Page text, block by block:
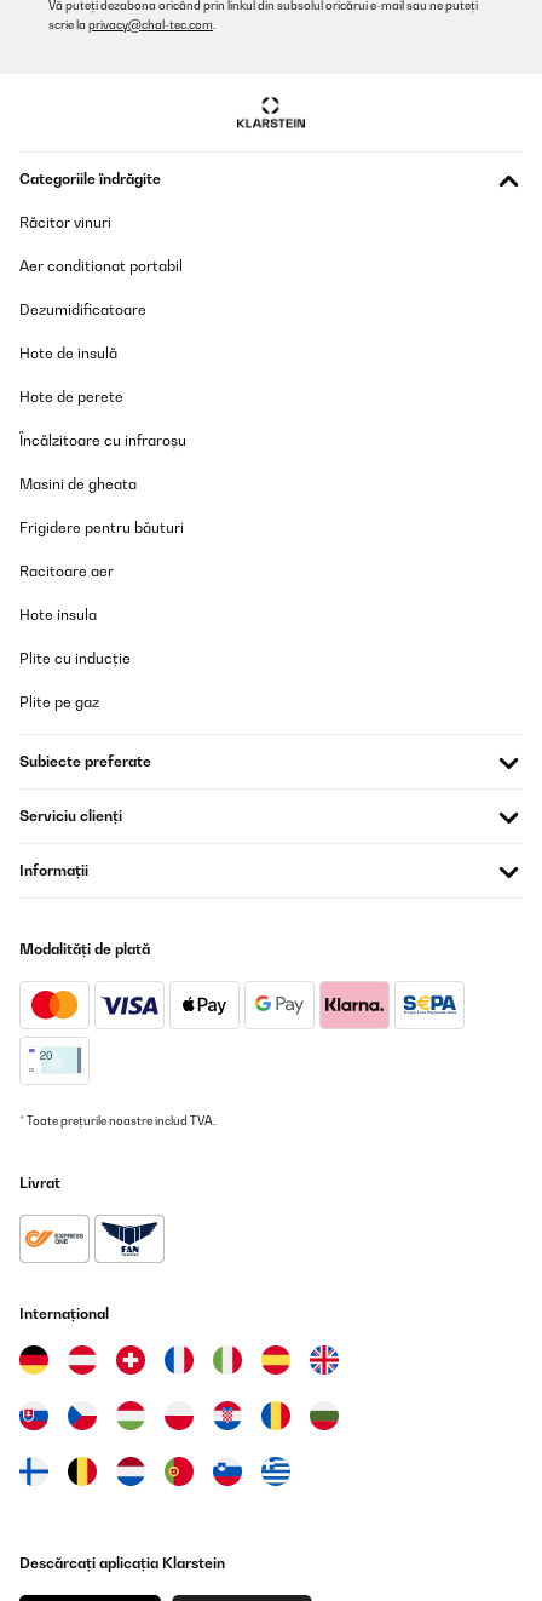
Vă puteți dezabona oricând prin linkul din subsolul oricărui e-mail sau ne puteți
scrie la privacy@chal-tec.com
Categoriile îndrăgite
Răcitor vinuri
Aer conditionat portabil
Dezumidificatoare
Hote de insulă
Hote de perete
Încălzitoare cu infraroșu
Masini de gheata
Frigidere pentru băuturi
Racitoare aer
Hote insula
Plite cu inducție
Plite pe gaz
Subiecte preferate
Serviciu clienți
Informații
Modalități de plată
* Toate prețurile noastre includ TVA.
Livrat
Internațional
Descărcați aplicația Klarstein